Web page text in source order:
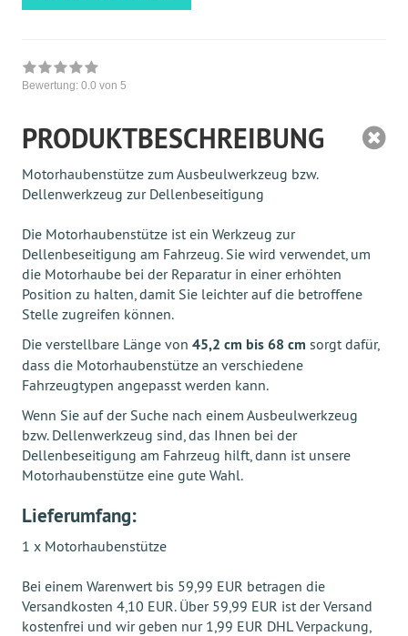
Bewertung: 0.0 von 5
PRODUKTBESCHREIBUNG
Motorhaubenstütze zum Ausbeulwerkzeug bzw.
Dellenwerkzeug zur Dellenbeseitigung
Die Motorhaubenstütze ist ein Werkzeug zur
Dellenbeseitigung am Fahrzeug. Sie wird verwendet, um
die Motorhaube bei der Reparatur in einer erhöhten
Position zu halten, damit Sie leichter auf die betroffene
Stelle zugreifen können.
Die verstellbare Länge von 45,2 cm bis 68 cm sorgt dafür,
dass die Motorhaubenstütze an verschiedene
Fahrzeugtypen angepasst werden kann.
Wenn Sie auf der Suche nach einem Ausbeulwerkzeug
bzw. Dellenwerkzeug sind, das Ihnen bei der
Dellenbeseitigung am Fahrzeug hilft, dann ist unsere
Motorhaubenstütze eine gute Wahl.
Lieferumfang:
1 x Motorhaubenstütze
Bei einem Warenwert bis 59,99 EUR betragen die
Versandkosten 4,10 EUR. Über 59,99 EUR ist der Versand
kostenfrei und wir geben nur 1,99 EUR DHL Verpackung,